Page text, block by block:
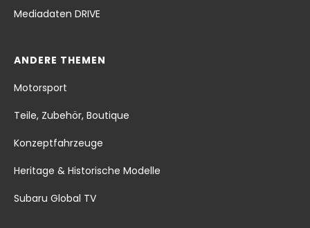
Mediadaten DRIVE
ANDERE THEMEN
Motorsport
Teile, Zubehör, Boutique
Konzeptfahrzeuge
Heritage & Historische Modelle
Subaru Global TV